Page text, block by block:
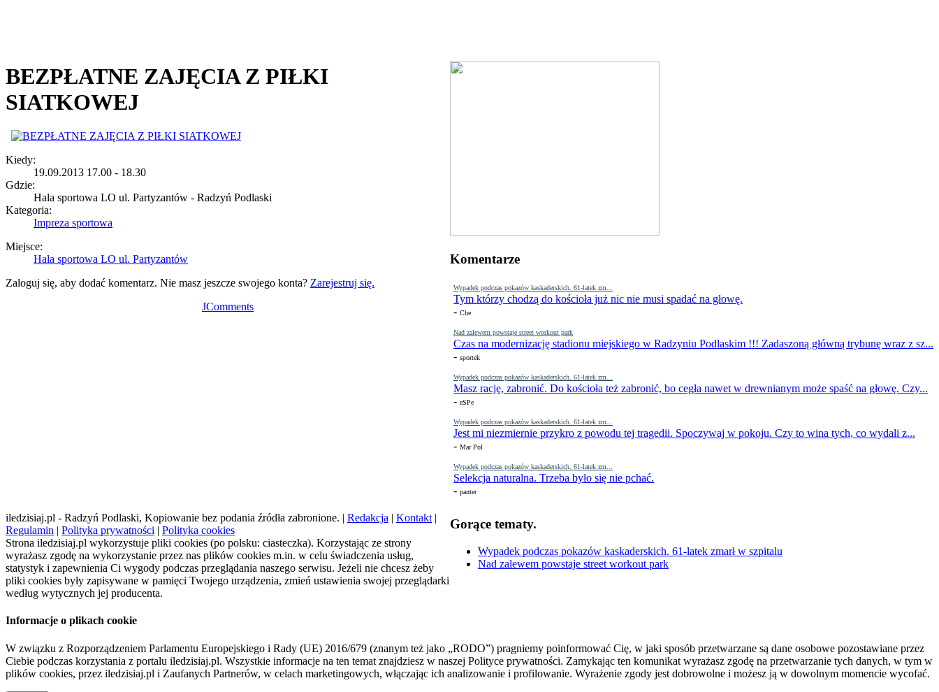
Komentarze
Wypadek podczas pokazów kaskaderskich. 61-latek zm...
Tym którzy chodzą do kościoła już nic nie musi spadać na głowę.
- Che
Nad zalewem powstaje street workout park
Czas na modernizację stadionu miejskiego w Radzyniu Podlaskim !!! Zadaszoną główną trybunę wraz z sz...
- sportek
Wypadek podczas pokazów kaskaderskich. 61-latek zm...
Masz rację, zabronić. Do kościoła też zabronić, bo cegła nawet w drewnianym może spaść na głowę. Czy...
- eSPe
Wypadek podczas pokazów kaskaderskich. 61-latek zm...
Jest mi niezmiernie przykro z powodu tej tragedii. Spoczywaj w pokoju. Czy to wina tych, co wydali z...
- Mar Pol
Wypadek podczas pokazów kaskaderskich. 61-latek zm...
Selekcja naturalna. Trzeba było się nie pchać.
- panter
Gorące tematy.
Wypadek podczas pokazów kaskaderskich. 61-latek zmarł w szpitalu
Nad zalewem powstaje street workout park
BEZPŁATNE ZAJĘCIA Z PIŁKI
SIATKOWEJ
Kiedy:
19.09.2013 17.00 - 18.30
Gdzie:
Hala sportowa LO ul. Partyzantów - Radzyń Podlaski
Kategoria:
Impreza sportowa
Miejsce:
Hala sportowa LO ul. Partyzantów
Zaloguj się, aby dodać komentarz. Nie masz jeszcze swojego konta? Zarejestruj się.
JComments
iledzisiaj.pl - Radzyń Podlaski, Kopiowanie bez podania źródła zabronione. | Redakcja | Kontakt |
Regulamin | Polityka prywatności | Polityka cookies
Strona iledzisiaj.pl wykorzystuje pliki cookies (po polsku: ciasteczka). Korzystając ze strony
wyrażasz zgodę na wykorzystanie przez nas plików cookies m.in. w celu świadczenia usług,
statystyk i zapewnienia Ci wygody podczas przeglądania naszego serwisu. Jeżeli nie chcesz żeby
pliki cookies były zapisywane w pamięci Twojego urządzenia, zmień ustawienia swojej przeglądarki
według wytycznych jej producenta.
Informacje o plikach cookie
W związku z Rozporządzeniem Parlamentu Europejskiego i Rady (UE) 2016/679 (znanym też jako „RODO”) pragniemy poinformować Cię, w jaki sposób przetwarzane są dane osobowe pozostawiane przez
Ciebie podczas korzystania z portalu iledzisiaj.pl. Wszystkie informacje na ten temat znajdziesz w naszej Polityce prywatności. Zamykając ten komunikat wyrażasz zgodę na przetwarzanie tych danych, w tym w
plików cookies, przez iledzisiaj.pl i Zaufanych Partnerów, w celach marketingowych, włączając ich analizowanie i profilowanie. Wyrażenie zgody jest dobrowolne i możesz ją w dowolnym momencie wycofać.